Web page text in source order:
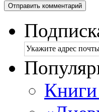
Укажите адрес
Книги